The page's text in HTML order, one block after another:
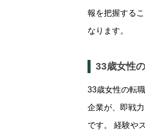
報を把握する
なります。
33歳女性
33歳女性の転
企業が、即戦
です。 経験や